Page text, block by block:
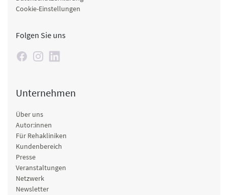
Cookie-Einstellungen
Folgen Sie uns
Unternehmen
Über uns
Autor:innen
Für Rehakliniken
Kundenbereich
Presse
Veranstaltungen
Netzwerk
Newsletter